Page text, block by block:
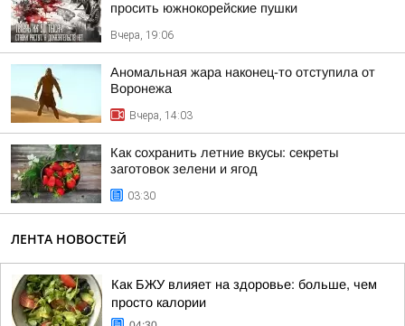
просить южнокорейские пушки
Вчера, 19:06
Аномальная жара наконец-то отступила от
Воронежа
Вчера, 14:03
Как сохранить летние вкусы: секреты
заготовок зелени и ягод
03:30
ЛЕНТА НОВОСТЕЙ
Как БЖУ влияет на здоровье: больше, чем
просто калории